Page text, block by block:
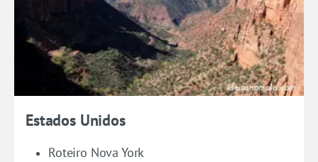
Estados Unidos
Roteiro Nova York